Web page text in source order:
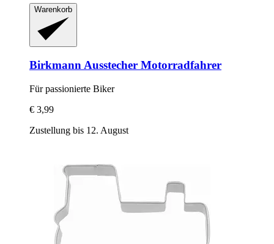
Warenkorb
Birkmann Ausstecher Motorradfahrer
Für passionierte Biker
€ 3,99
Zustellung bis 12. August